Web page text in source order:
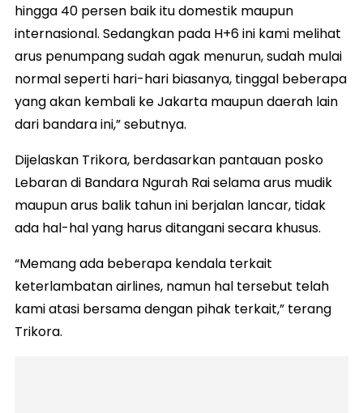
hingga 40 persen baik itu domestik maupun
internasional. Sedangkan pada H+6 ini kami melihat
arus penumpang sudah agak menurun, sudah mulai
normal seperti hari-hari biasanya, tinggal beberapa
yang akan kembali ke Jakarta maupun daerah lain
dari bandara ini,” sebutnya.
Dijelaskan Trikora, berdasarkan pantauan posko
Lebaran di Bandara Ngurah Rai selama arus mudik
maupun arus balik tahun ini berjalan lancar, tidak
ada hal-hal yang harus ditangani secara khusus.
“Memang ada beberapa kendala terkait
keterlambatan airlines, namun hal tersebut telah
kami atasi bersama dengan pihak terkait,” terang
Trikora.